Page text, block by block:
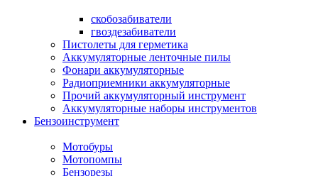
скобозабиватели
гвоздезабиватели
Пистолеты для герметика
Аккумуляторные ленточные пилы
Фонари аккумуляторные
Радиоприемники аккумуляторные
Прочий аккумуляторный инструмент
Аккумуляторные наборы инструментов
Бензоинструмент
Мотобуры
Мотопомпы
Бензорезы